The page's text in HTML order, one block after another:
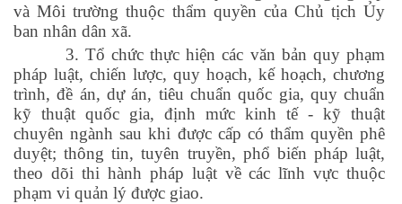
và Môi trường thuộc thẩm quyền của Chủ tịch Ủy
ban nhân dân xã.
3. Tổ chức thực hiện các văn bản quy phạm
pháp luật, chiến lược, quy hoạch, kế hoạch, chương
trình, đề án, dự án, tiêu chuẩn quốc gia, quy chuẩn
kỹ thuật quốc gia, định mức kinh tế - kỹ thuật
chuyên ngành sau khi được cấp có thẩm quyền phê
duyệt; thông tin, tuyên truyền, phổ biến pháp luật,
theo dõi thi hành pháp luật về các lĩnh vực thuộc
phạm vi quản lý được giao.